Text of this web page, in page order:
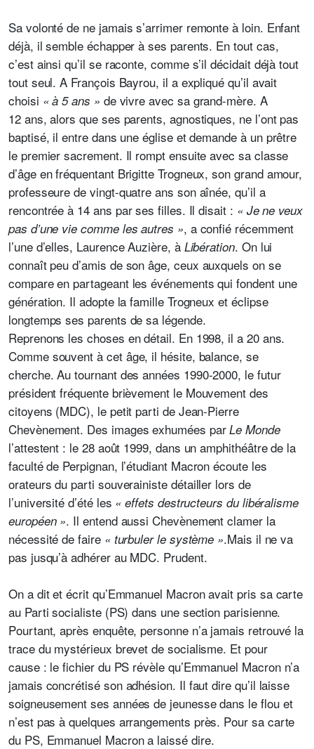
Sa volonté de ne jamais s’arrimer remonte à loin. Enfant
déjà, il semble échapper à ses parents. En tout cas,
c’est ainsi qu’il se raconte, comme s’il décidait déjà tout
tout seul. A François Bayrou, il a expliqué qu’il avait
choisi « à 5 ans » de vivre avec sa grand-mère. A
12 ans, alors que ses parents, agnostiques, ne l’ont pas
baptisé, il entre dans une église et demande à un prêtre
le premier sacrement. Il rompt ensuite avec sa classe
d’âge en fréquentant Brigitte Trogneux, son grand amour,
professeure de vingt-quatre ans son aînée, qu’il a
rencontrée à 14 ans par ses filles. Il disait : « Je ne veux
pas d’une vie comme les autres », a confié récemment
l’une d’elles, Laurence Auzière, à Libération. On lui
connaît peu d’amis de son âge, ceux auxquels on se
compare en partageant les événements qui fondent une
génération. Il adopte la famille Trogneux et éclipse
longtemps ses parents de sa légende.
Reprenons les choses en détail. En 1998, il a 20 ans.
Comme souvent à cet âge, il hésite, balance, se
cherche. Au tournant des années 1990-2000, le futur
président fréquente brièvement le Mouvement des
citoyens (MDC), le petit parti de Jean-Pierre
Chevènement. Des images exhumées parLe Monde
l’attestent : le 28 août 1999, dans un amphithéâtre de la
faculté de Perpignan, l’étudiant Macron écoute les
orateurs du parti souverainiste détailler lors de
l’université d’été les « effets destructeurs du libéralisme
européen ». Il entend aussi Chevènement clamer la
nécessité de faire « turbuler le système ».Mais il ne va
pas jusqu’à adhérer au MDC. Prudent.
On a dit et écrit qu’Emmanuel Macron avait pris sa carte
au Parti socialiste (PS) dans une section parisienne.
Pourtant, après enquête, personne n’a jamais retrouvé la
trace du mystérieux brevet de socialisme. Et pour
cause : le fichier du PS révèle qu’Emmanuel Macron n’a
jamais concrétisé son adhésion. Il faut dire qu’il laisse
soigneusement ses années de jeunesse dans le flou et
n’est pas à quelques arrangements près. Pour sa carte
du PS, Emmanuel Macron a laissé dire.